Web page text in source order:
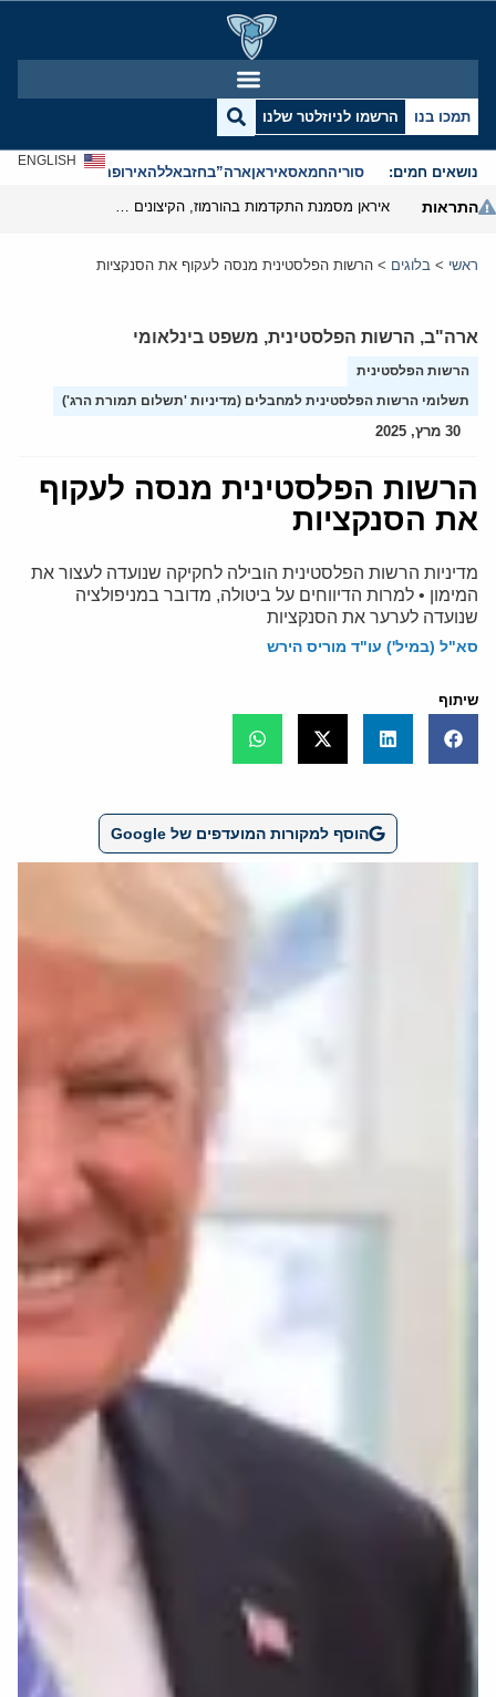
תמכו בנו הרשמו לניוזלטר שלנו
נושאים חמים: סוריהחמאסאיראןארה”בחזבאללהאירופהאנטישמיות
ENGLISH
התראות
ראשי > בלוגים > הרשות הפלסטינית מנסה לעקוף את הסנקציות
ארה"ב, הרשות הפלסטינית, משפט בינלאומי
הרשות הפלסטינית
תשלומי הרשות הפלסטינית למחבלים (מדיניות 'תשלום תמורת הרג')
30 מרץ, 2025
הרשות הפלסטינית מנסה לעקוף
את הסנקציות
מדיניות הרשות הפלסטינית הובילה לחקיקה שנועדה לעצור את
המימון • למרות הדיווחים על ביטולה, מדובר במניפולציה
שנועדה לערער את הסנקציות
סא"ל (במיל') עו"ד מוריס הירש
שיתוף
הוסף למקורות המועדפים של Google